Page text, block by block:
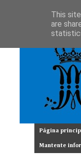
Página
Mantente
This
are